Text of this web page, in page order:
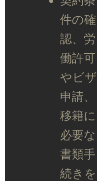
件の確
認、労
働許可
やビザ
申請、
移籍に
必要な
書類手
続きを